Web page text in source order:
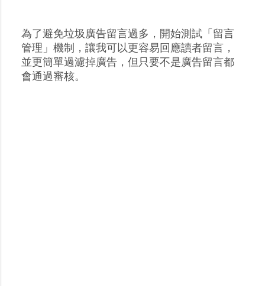
張
貼
留
為了避免垃圾廣告留言過多，開始測試「留言
管理」機制，讓我可以更容易回應讀者留言，
並更簡單過濾掉廣告，但只要不是廣告留言都
會通過審核。